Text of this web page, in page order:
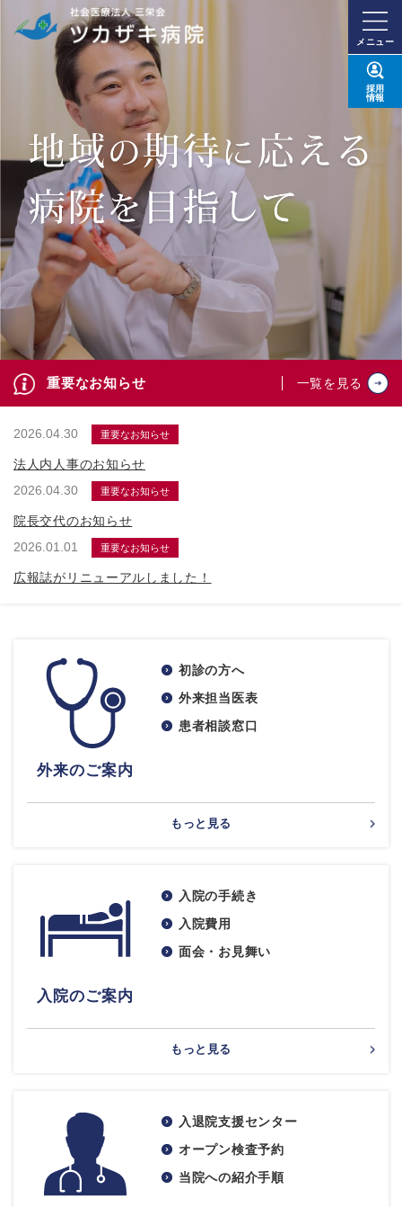
メニュー
採用
情報
重要なお知らせ 一覧を見る
2026.04.30 重要なお知らせ
法人内人事のお知らせ
2026.04.30
重要なお知らせ
院長交代のお知らせ
2026.01.01
重要なお知らせ
広報誌がリニューアルしました！
外来のご案内
初診の方へ
外来担当医表
患者相談窓口
もっと見る
入院のご案内
入院の手続き
入院費用
面会・お見舞い
もっと見る
入退院支援センター
オープン検査予約
当院への紹介手順